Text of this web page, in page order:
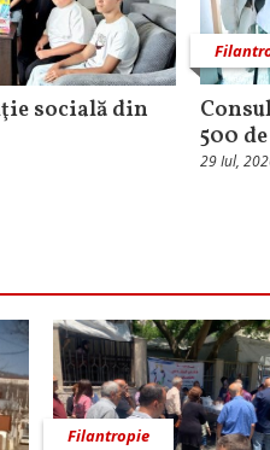
socială din
500
29 Iul,
Filantropie